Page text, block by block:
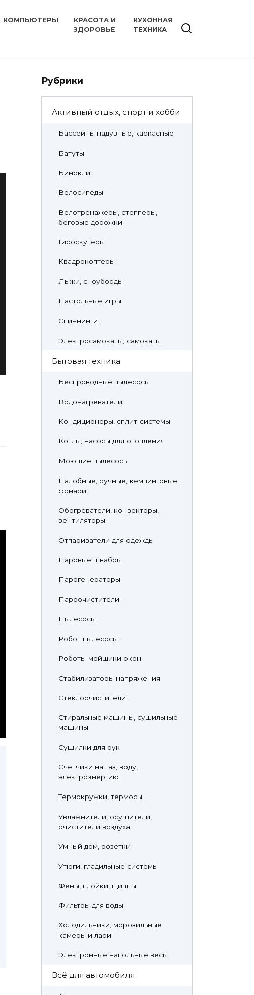
КОМПЬЮТЕРЫ
КРАСОТА И
ЗДОРОВЬЕ
КУХОННАЯ
ТЕХНИКА
Рубрики
Активный отдых, спорт и хобби
Бассейны надувные, каркасные
Батуты
Бинокли
Велосипеды
Велотренажеры, степперы,
беговые дорожки
Гироскутеры
Квадрокоптеры
Лыжи, сноуборды
Настольные игры
Спиннинги
Электросамокаты, самокаты
Бытовая техника
Беспроводные пылесосы
Водонагреватели
Кондиционеры, сплит-системы
Котлы, насосы для отопления
Моющие пылесосы
Налобные, ручные, кемпинговые
фонари
Обогреватели, конвекторы,
вентиляторы
Отпариватели для одежды
Паровые швабры
Парогенераторы
Пароочистители
Пылесосы
Робот пылесосы
Роботы-мойщики окон
Стабилизаторы напряжения
Стеклоочистители
Стиральные машины, сушильные
машины
Сушилки для рук
Счетчики на газ, воду,
электроэнергию
Термокружки, термосы
Увлажнители, осушители,
очистители воздуха
Умный дом, розетки
Утюги, гладильные системы
Фены, плойки, щипцы
Фильтры для воды
Холодильники, морозильные
камеры и лари
Электронные напольные весы
Всё для автомобиля